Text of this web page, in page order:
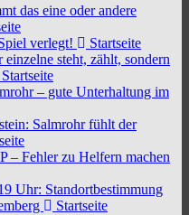
das eine oder andere
verlegt!
Startseite
steht, zählt, sondern
Startseite
– gute Unterhaltung im
Salmrohr fühlt der
– Fehler zu Helfern machen
Uhr: Standortbestimmung
Startseite